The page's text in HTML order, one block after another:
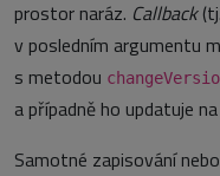
prostor naráz. Callback
v posledním argumentu
s metodou
a případně ho updatuje
Samotné zapisování